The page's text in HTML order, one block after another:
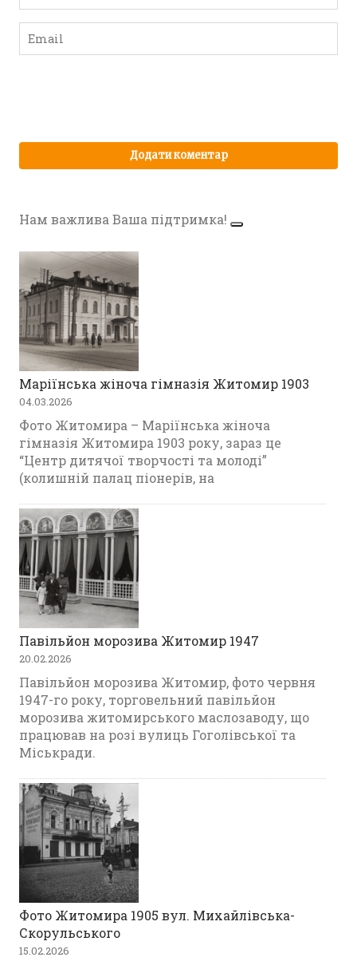
Нам важлива Ваша підтримка!
Маріїнська жіноча гімназія Житомир 1903
04.03.2026
Фото Житомира – Маріїнська жіноча
гімназія Житомира 1903 року, зараз це
“Центр дитячої творчості та молоді”
(колишній палац піонерів, на
Павільйон морозива Житомир 1947
20.02.2026
Павільйон морозива Житомир, фото червня
1947-го року, торговельний павільйон
морозива житомирського маслозаводу, що
працював на розі вулиць Гоголівської та
Міськради.
Фото Житомира 1905 вул. Михайлівська-
Скорульського
15.02.2026